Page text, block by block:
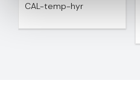
CAL-temp-hyr